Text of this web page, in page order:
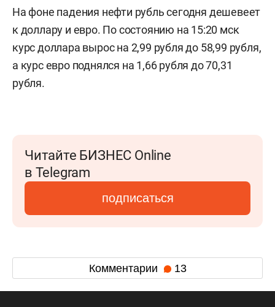
На фоне падения нефти рубль сегодня дешевеет
к доллару и евро. По состоянию на 15:20 мск
курс доллара вырос на 2,99 рубля до 58,99 рубля,
а курс евро поднялся на 1,66 рубля до 70,31
рубля.
Читайте БИЗНЕС Online
в Telegram
подписаться
Комментарии 13